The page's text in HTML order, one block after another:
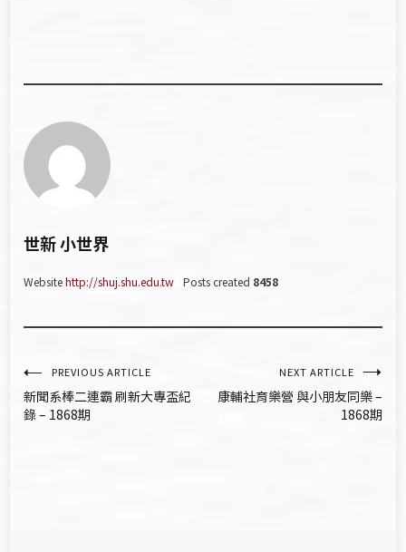
世新 小世界
Websitehttp://shuj.shu.edu.tw Posts created 8458
文
章
PREVIOUS ARTICLE
新聞系棒二連霸 刷新大專盃紀
錄 – 1868期
NEXT ARTICLE
康輔社育樂營 與小朋友同樂 –
1868期